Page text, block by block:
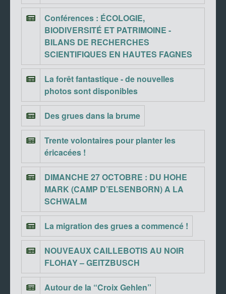
Conférences : ÉCOLOGIE,
BIODIVERSITÉ ET PATRIMOINE -
BILANS DE RECHERCHES
SCIENTIFIQUES EN HAUTES FAGNES
La forêt fantastique - de nouvelles
photos sont disponibles
Des grues dans la brume
Trente volontaires pour planter les
éricacées !
DIMANCHE 27 OCTOBRE : DU HOHE
MARK (CAMP D’ELSENBORN) A LA
SCHWALM
La migration des grues a commencé !
NOUVEAUX CAILLEBOTIS AU NOIR
FLOHAY – GEITZBUSCH
Autour de la “Croix Gehlen”